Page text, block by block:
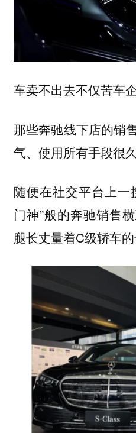
车卖不出去不仅苦车
那些奔驰线下店的销
气、使用所有手段很
随便在社交平台上一
门神”般的奔驰销售
腿长丈量着C级轿车的